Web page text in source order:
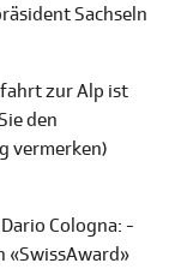
Sachseln
zur Alp ist
den
vermerken)
Cologna: -
«SwissAward»